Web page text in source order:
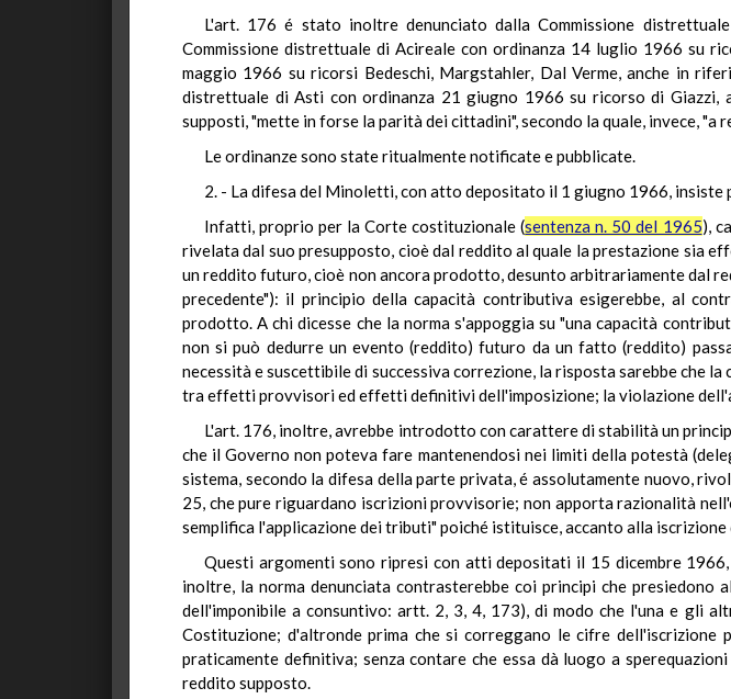
L'art. 176 é stato inoltre denunciato dalla Commissione
Commissione distrettuale di Acireale con ordinanza 14 luglio 1966 su
maggio 1966 su ricorsi Bedeschi, Margstahler, Dal Verme, anche in
distrettuale di Asti con ordinanza 21 giugno 1966 su ricorso di
supposti, "mette in forse la parità dei cittadini", secondo la quale, invece,
Le ordinanze sono state ritualmente notificate e pubblicate.
2. - La difesa del Minoletti, con atto depositato il 1 giugno 1966,
Infatti, proprio per la Corte costituzionale (sentenza n. 50 del 1965),
rivelata dal suo presupposto, cioè dal reddito al quale la prestazione sia
un reddito futuro, cioè non ancora prodotto, desunto arbitrariamente dal
precedente"): il principio della capacità contributiva esigerebbe, al
prodotto. A chi dicesse che la norma s'appoggia su "una capacità
non si può dedurre un evento (reddito) futuro da un fatto (reddito)
necessità e suscettibile di successiva correzione, la risposta sarebbe che
tra effetti provvisori ed effetti definitivi dell'imposizione; la violazione
L'art. 176, inoltre, avrebbe introdotto con carattere di stabilità un
che il Governo non poteva fare mantenendosi nei limiti della potestà
sistema, secondo la difesa della parte privata, é assolutamente nuovo,
25, che pure riguardano iscrizioni provvisorie; non apporta razionalità
semplifica l'applicazione dei tributi" poiché istituisce, accanto alla
Questi argomenti sono ripresi con atti depositati il 15 dicembre
inoltre, la norma denunciata contrasterebbe coi principi che presiedono
dell'imponibile a consuntivo: artt. 2, 3, 4, 173), di modo che l'una e gli
Costituzione; d'altronde prima che si correggano le cifre
praticamente definitiva; senza contare che essa dà luogo a
reddito supposto.